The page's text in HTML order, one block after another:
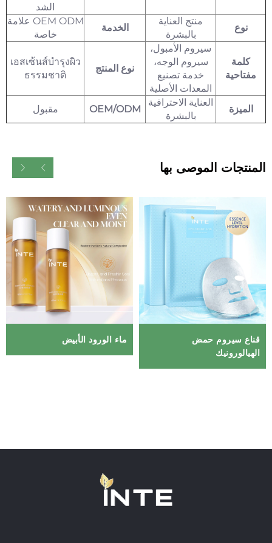
الشد
نوع
منتج العناية
بالبشرة
الخدمة
OEM ODM علامة
خاصة
كلمة
مفتاحية
سيروم الأمبول،
سيروم الوجه،
خدمة تصنيع
المعدات الأصلية
نوع المنتج
เอสเซ้นส์บำรุงผิว
ธรรมชาติ
الميزة
العناية الاحترافية
بالبشرة
OEM/ODM مقبول
المنتجات الموصى بها
قناع سيروم حمض
الهيالورونيك
ماء الورود الأبيض